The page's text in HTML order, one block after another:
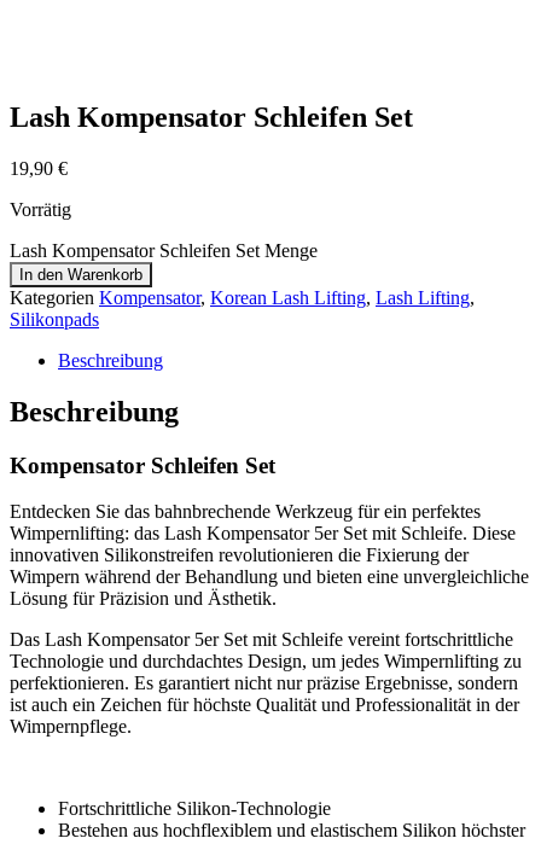
Lash Kompensator Schleifen Set
19,90 €
Vorrätig
Lash Kompensator Schleifen Set Menge
In den Warenkorb
Kategorien Kompensator, Korean Lash Lifting, Lash Lifting,
Silikonpads
Beschreibung
Beschreibung
Kompensator Schleifen Set
Entdecken Sie das bahnbrechende Werkzeug für ein perfektes
Wimpernlifting: das Lash Kompensator 5er Set mit Schleife. Diese
innovativen Silikonstreifen revolutionieren die Fixierung der
Wimpern während der Behandlung und bieten eine unvergleichliche
Lösung für Präzision und Ästhetik.
Das Lash Kompensator 5er Set mit Schleife vereint fortschrittliche
Technologie und durchdachtes Design, um jedes Wimpernlifting zu
perfektionieren. Es garantiert nicht nur präzise Ergebnisse, sondern
ist auch ein Zeichen für höchste Qualität und Professionalität in der
Wimpernpflege.
Fortschrittliche Silikon-Technologie
Bestehen aus hochflexiblem und elastischem Silikon höchster